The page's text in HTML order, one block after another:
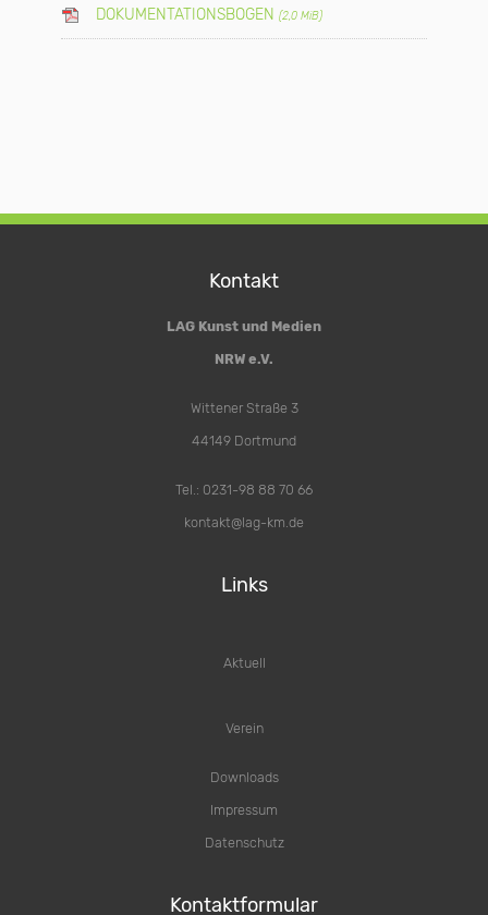
DOKUMENTATIONSBOGEN (2,0 MiB)
Kontakt
LAG Kunst und Medien
NRW e.V.
Wittener Straße 3
44149 Dortmund
Tel.: 0231-98 88 70 66
kontakt@lag-km.de
Links
Aktuell
Verein
Downloads
Impressum
Datenschutz
Kontaktformular